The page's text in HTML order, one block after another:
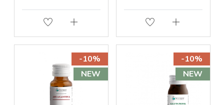
-10%
NEW
-10%
NEW